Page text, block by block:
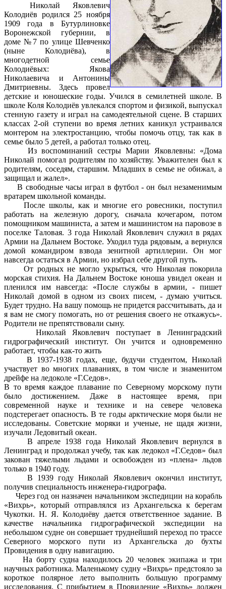
Николай Яковлевич
Колодиёв родился 25 ноября
1909 года в Бутурлиновке
Воронежской губернии, в
доме №7 по улице Шевченко
(ныне Колодиёва), в
многодетной семье
Колодиёвых: Якова
Николаевича и Антонины
Дмитриевны. Здесь провел
детские и юношеские годы. Учился в семилетней школе. В
школе Коля Колодиёв увлекался спортом и физикой, выпускал
стенную газету и играл на самодеятельной сцене. В старших
классах 2-ой ступени во время летних каникул устраивался
монтером на электростанцию, чтобы помочь отцу, так как в
семье было 5 детей, а работал только отец.
Из воспоминаний сестры Марии Яковлевны: «Дома
Николай помогал родителям по хозяйству. Уважителен был к
родителям, соседям, старшим. Младших в семье не обижал, а
защищал и жалел».
В свободные часы играл в футбол - он был незаменимым
вратарем школьной команды.
После школы, как и многие его ровесники, поступил
работать на железную дорогу, сначала кочегаром, потом
помощником машиниста, а затем и машинистом на паровозе в
поселке Таловая. 3 года Николай Яковлевич служил в рядах
Армии на Дальнем Востоке. Уходил туда рядовым, а вернулся
домой командиром взвода зенитной артиллерии. Он мог
навсегда остаться в Армии, но избрал себе другой путь.
От родных не могло укрыться, что Николая покорила
морская стихия. На Дальнем Востоке юноша увидел океан и
пленился им навсегда: «После службы в армии, - пишет
Николай домой в одном из своих писем, - думаю учиться.
Будет трудно. На вашу помощь не придется рассчитывать, да и
я вам не смогу помогать, но от решения своего не откажусь».
Родители не препятствовали сыну.
Николай Яковлевич поступает в Ленинградский
гидрографический институт. Он учится и одновременно
работает, чтобы как-то жить
В 1937-1938 годах, еще, будучи студентом, Николай
участвует во многих плаваниях, в том числе и знаменитом
дрейфе на ледоколе «Г.Седов».
В то время каждое плавание по Северному морскому пути
было достижением. Даже в настоящее время, при
современной науке и технике и на севере человека
подстерегает опасность. В те годы арктические моря были не
исследованы. Советские моряки и ученые, не щадя жизни,
изучали Ледовитый океан.
В апреле 1938 года Николай Яковлевич вернулся в
Ленинград и продолжал учебу, так как ледокол «Г.Седов» был
закован тяжелыми льдами и освобожден из «плена» льдов
только в 1940 году.
В 1939 году Николай Яковлевич окончил институт,
получив специальность инженера-гидрографа.
Через год он назначен начальником экспедиции на корабль
«Вихрь», который отправлялся из Архангельска к берегам
Чукотки. Н. Я. Колодиёву дается ответственное задание. В
качестве начальника гидрографической экспедиции на
небольшом судне он совершает труднейший переход по трассе
Северного морского пути из Архангельска до бухты
Провидения в одну навигацию.
На борту судна находилось 20 человек экипажа и три
научных работника. Маленькому судну «Вихрь» предстояло за
короткое полярное лето выполнить большую программу
исследования. С прибытием в Провидение «Вихрь» должен